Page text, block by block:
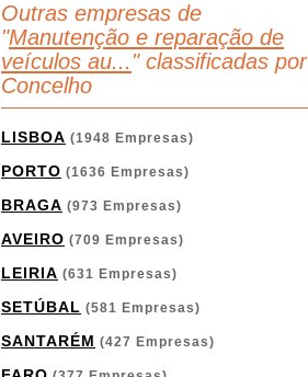
Outras empresas de
"Manutenção e reparação de
veículos au... " classificadas por
Concelho
LISBOA (1948 Empresas)
PORTO (1636 Empresas)
BRAGA (973 Empresas)
AVEIRO (709 Empresas)
LEIRIA (631 Empresas)
SETÚBAL (581 Empresas)
SANTARÉM (427 Empresas)